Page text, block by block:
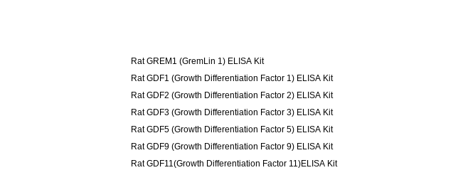
Rat GREM1 (GremLin 1) ELISA Kit
Rat GDF1 (Growth Differentiation Factor 1) ELISA Kit
Rat GDF2 (Growth Differentiation Factor 2) ELISA Kit
Rat GDF3 (Growth Differentiation Factor 3) ELISA Kit
Rat GDF5 (Growth Differentiation Factor 5) ELISA Kit
Rat GDF9 (Growth Differentiation Factor 9) ELISA Kit
Rat GDF11(Growth Differentiation Factor 11)ELISA Kit